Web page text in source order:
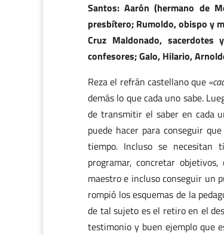
Santos: Aarón (hermano de
presbítero; Rumoldo, obispo y
Cruz Maldonado, sacerdotes
confesores; Galo, Hilario,
Reza el refrán castellano que
demás lo que cada uno sabe.
de transmitir el saber en cada
puede hacer para conseguir
tiempo. Incluso se necesitan
programar, concretar
maestro e incluso conseguir un
rompió los esquemas de la
de tal sujeto es el retiro en el
testimonio y buen ejemplo que